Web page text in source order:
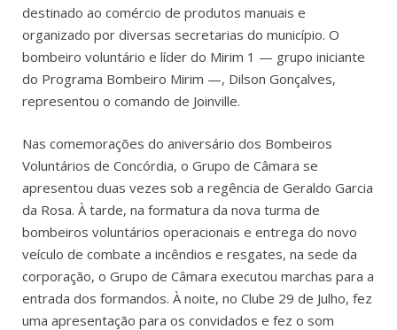
destinado ao comércio de produtos manuais e
organizado por diversas secretarias do município. O
bombeiro voluntário e líder do Mirim 1 — grupo iniciante
do Programa Bombeiro Mirim —, Dilson Gonçalves,
representou o comando de Joinville.
Nas comemorações do aniversário dos Bombeiros
Voluntários de Concórdia, o Grupo de Câmara se
apresentou duas vezes sob a regência de Geraldo Garcia
da Rosa. À tarde, na formatura da nova turma de
bombeiros voluntários operacionais e entrega do novo
veículo de combate a incêndios e resgates, na sede da
corporação, o Grupo de Câmara executou marchas para a
entrada dos formandos. À noite, no Clube 29 de Julho, fez
uma apresentação para os convidados e fez o som